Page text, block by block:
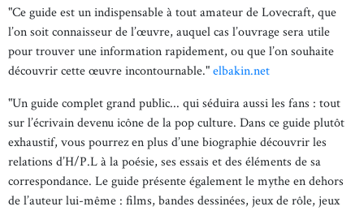
"Ce guide est un indispensable à tout amateur de Lovecraft, que
l’on soit connaisseur de l’œuvre, auquel cas l’ouvrage sera utile
pour trouver une information rapidement, ou que l’on souhaite
découvrir cette œuvre incontournable."elbakin.net
"Un guide complet grand public... qui séduira aussi les fans : tout
sur l’écrivain devenu icône de la pop culture. Dans ce guide plutôt
exhaustif, vous pourrez en plus d’une biographie découvrir les
relations d’H/P.L à la poésie, ses essais et des éléments de sa
correspondance. Le guide présente également le mythe en dehors
de l’auteur lui-même : films, bandes dessinées, jeux de rôle, jeux